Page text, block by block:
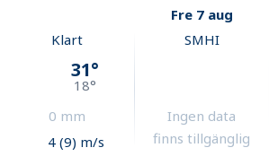
Fre 7 aug
Klart
31°
18°
0 mm
4 (9) m/s
SMHI
Ingen data
finns tillgänglig